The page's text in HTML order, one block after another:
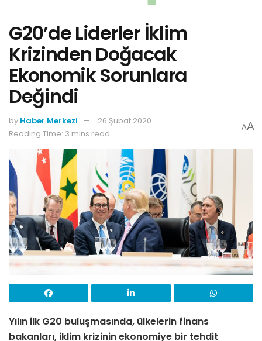
G20’de Liderler İklim
Krizinden Doğacak
Ekonomik Sorunlara
Değindi
by Haber Merkezi
26 Şubat 2020
Reading Time: 3 mins read
AA
Yılın ilk G20 buluşmasında, ülkelerin finans
bakanları, iklim krizinin ekonomiye bir tehdit